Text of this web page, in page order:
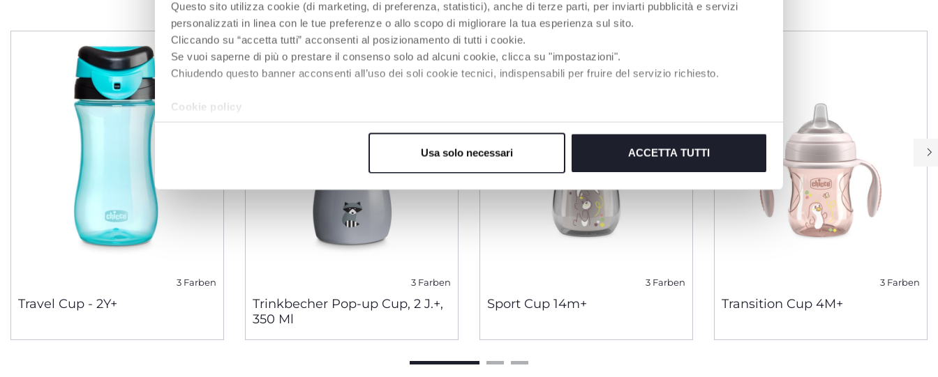
Questo sito utilizza cookie (di marketing, di preferenza, statistici), anche di terze parti, per inviarti pubblicità e servizi
personalizzati in linea con le tue preferenze o allo scopo di migliorare la tua esperienza sul sito.
Cliccando su “accetta tutti” acconsenti al posizionamento di tutti i cookie.
Se vuoi saperne di più o prestare il consenso solo ad alcuni cookie, clicca su "impostazioni".
Chiudendo questo banner acconsenti all’uso dei soli cookie tecnici, indispensabili per fruire del servizio richiesto.
Cookie policy
Usa solo necessari ACCETTA TUTTI
3 Farben
Travel Cup - 2Y+
3 Farben
Trinkbecher Pop-up Cup, 2 J.+,
350 Ml
3 Farben
Sport Cup 14m+
3 Farben
Transition Cup 4M+